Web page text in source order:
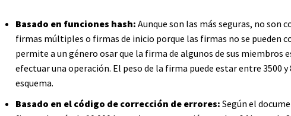
Basado en funciones hash: Aunque son las más seguras, no son
firmas múltiples o firmas de inicio porque las firmas no se pueden
permite a un género osar que la firma de algunos de sus miembros
efectuar una operación. El peso de la firma puede estar entre 3500 y
esquema.
Basado en el código de corrección de errores: Según el